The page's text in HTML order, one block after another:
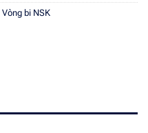
Vòng bi NSK